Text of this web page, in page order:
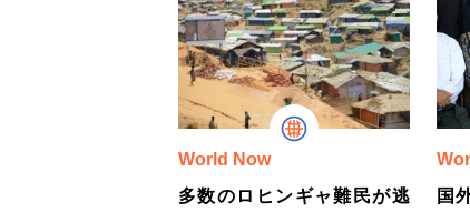
World Now
多数のロヒンギャ難民が逃
国